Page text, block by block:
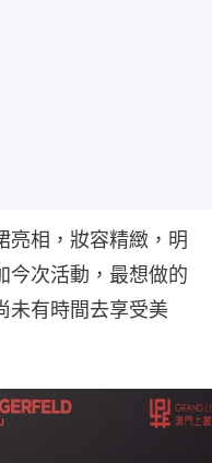
亮相，妝容精緻，明
今次活動，最想做的
未有時間去享受美